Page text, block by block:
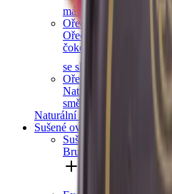
másla a pasty
Ořechy v čokoládě
Ořechy v hořké čokoládě
čokoládě
se skořicí
Ořechové směsi
Natural směsi
směsi
Naturální ořechy
Sušené ovoce a semínka
Sušené ovoce
Brusinky a borůvky